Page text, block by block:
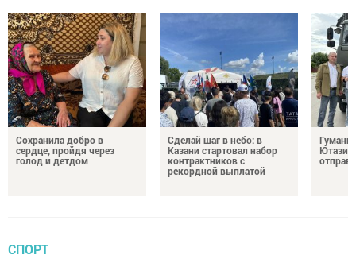
Сохранила добро в
сердце, пройдя через
голод и детдом
Сделай шаг в небо: в
Казани стартовал набор
контрактников с
рекордной выплатой
СПОРТ